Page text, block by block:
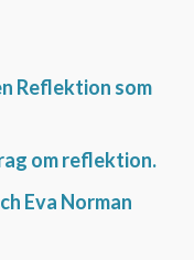
Reflektion som
om reflektion.
Eva Norman